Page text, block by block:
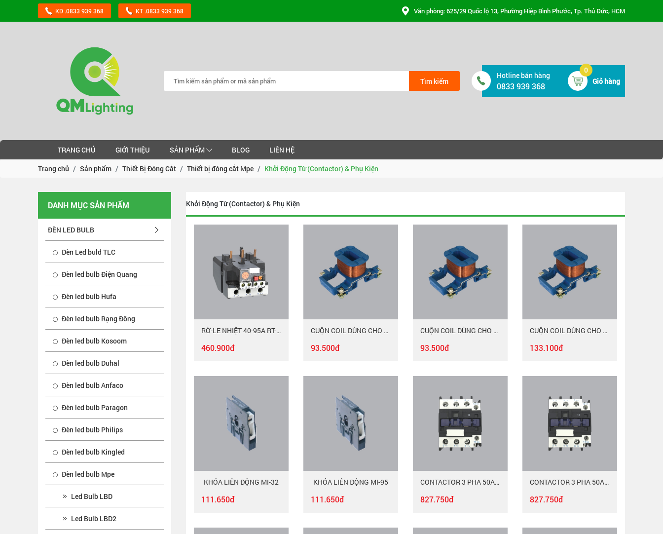
KD .0833 939 368 KT .0833 939 368 Văn phòng: 625/29 Quốc lộ 13, Phường Hiệp Bình Phước, Tp. Thủ Đức, HCM
Tìm kiếm
Hotline bán hàng
0833 939 368 Giỏ hàng
0
TRANG CHỦ GIỚI THIỆU SẢN PHẨM BLOG
LIÊN HỆ
Trang chủ
Sản phẩm Thiết Bị Đóng Cắt Thiết bị đóng cắt Mpe Khởi Động Từ (Contactor) & Phụ Kiện
DANH MỤC SẢN PHẨM
ĐÈN LED BULB
Đèn Led buld TLC
Đèn led bulb Điện Quang
Đèn led bulb Hufa
Đèn led bulb Rạng Đông
Đèn led bulb Kosoom
Đèn led bulb Duhal
Đèn led bulb Anfaco
Đèn led bulb Paragon
Đèn led bulb Philips
Đèn led bulb Kingled
Đèn led bulb Mpe
Led Bulb LBD
Led Bulb LBD2
Khởi Động Từ (Contactor) & Phụ Kiện
RỜ-LE NHIỆT 40-95A RT-95/MAC
460.900đ
CUỘN COIL DÙNG CHO CONTACTOR 9-12-18A LX-18/MAC
93.500đ
CUỘN COIL DÙNG CHO CONTACTOR 32A LX-32/MAC
93.500đ
CUỘN COIL DÙNG CHO CONTACTOR 40-50-65-90A LX-95/MAC
133.100đ
KHÓA LIÊN ĐỘNG MI-32
111.650đ
KHÓA LIÊN ĐỘNG MI-95
111.650đ
CONTACTOR 3 PHA 50A MAC-350/220
827.750đ
CONTACTOR 3 PHA 50A MAC-350/380
827.750đ